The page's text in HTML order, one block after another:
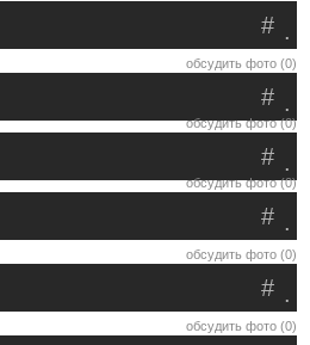
.
#
обсудить фото (0)
.
#
обсудить фото (0)
.
#
обсудить фото (0)
.
#
обсудить фото (0)
.
#
обсудить фото (0)